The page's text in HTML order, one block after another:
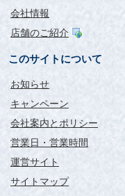
会社情報
店舗のご紹介
このサイトについて
お知らせ
キャンペーン
会社案内とポリシー
営業日・営業時間
運営サイト
サイトマップ